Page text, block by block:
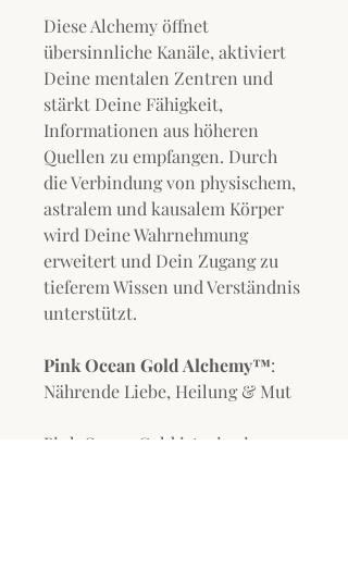
Diese Alchemy öffnet
übersinnliche Kanäle, aktiviert
Deine mentalen Zentren und
stärkt Deine Fähigkeit,
Informationen aus höheren
Quellen zu empfangen. Durch
die Verbindung von physischem,
astralem und kausalem Körper
wird Deine Wahrnehmung
erweitert und Dein Zugang zu
tieferem Wissen und Verständnis
unterstützt.
Pink Ocean Gold Alchemy™:
Nährende Liebe, Heilung & Mut
Pink Ocean Gold ist wie eine